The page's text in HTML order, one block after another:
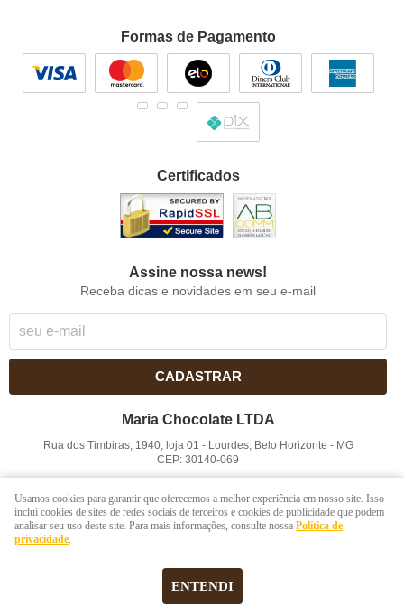
Formas de Pagamento
Certificados
Assine nossa news!
Receba dicas e novidades em seu e-mail
CADASTRAR
Maria Chocolate LTDA
Rua dos Timbiras, 1940, loja 01 - Lourdes, Belo Horizonte - MG
CEP: 30140-069
LOJA VIRTUAL CRIADA POR
Usamos cookies para garantir que oferecemos a melhor experiência em nosso site. Isso
inclui cookies de sites de redes sociais de terceiros e cookies de publicidade que podem
analisar seu uso deste site. Para mais informações, consulte nossa Política de
privacidade.
ENTENDI